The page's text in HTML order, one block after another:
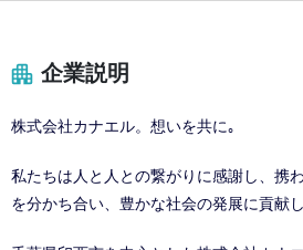
企業説明
株式会社カナエル。想いを共に｡
私たちは人と人との繋がりに感謝し、携
を分かち合い、豊かな社会の発展に貢献し